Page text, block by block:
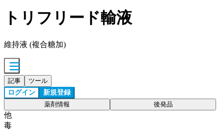
トリフリード輸液
維持液 (複合糖加)
記事 ツール
ログイン 新規登録
薬剤情報 後発品
他
毒